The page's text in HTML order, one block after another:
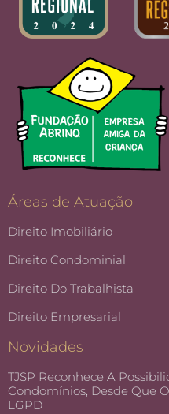
Áreas de Atuação
Direito Imobiliário
Direito Condominial
Direito Do Trabalhista
Direito Empresarial
Novidades
TJSP Reconhece A
Condomínios, Desde Que
LGPD